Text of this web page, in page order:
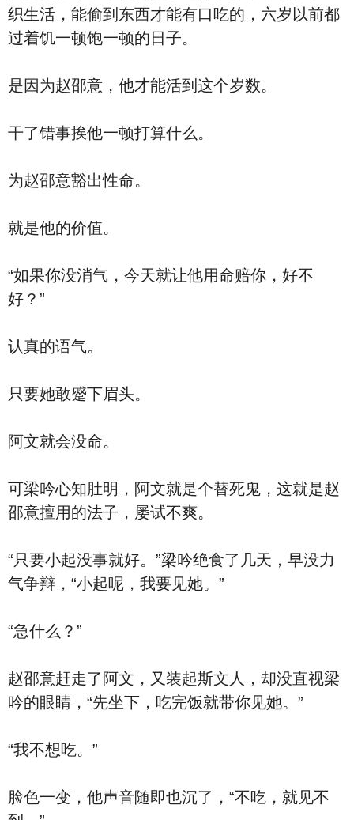
织生活，能偷到东西才能有口吃的，六岁以前都
过着饥一顿饱一顿的日子。
是因为赵邵意，他才能活到这个岁数。
干了错事挨他一顿打算什么。
为赵邵意豁出性命。
就是他的价值。
“如果你没消气，今天就让他用命赔你，好不
好？”
认真的语气。
只要她敢蹙下眉头。
阿文就会没命。
可梁吟心知肚明，阿文就是个替死鬼，这就是赵
邵意擅用的法子，屡试不爽。
“只要小起没事就好。”梁吟绝食了几天，早没力
气争辩，“小起呢，我要见她。”
“急什么？”
赵邵意赶走了阿文，又装起斯文人，却没直视梁
吟的眼睛，“先坐下，吃完饭就带你见她。”
“我不想吃。”
脸色一变，他声音随即也沉了，“不吃，就见不